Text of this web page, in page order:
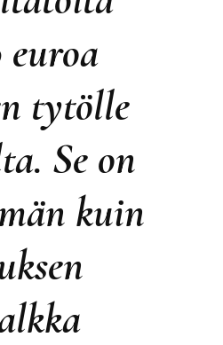
tytölle
Se on
kuin